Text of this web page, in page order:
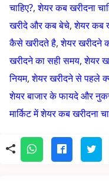
चाहिए?,शेयर कब खरीदना
खरीदे और कब बेचे,शेयर कब
कैसे खरीदते है,शेयर खरीदने
खरीदने का सही समय,शेयर
नियम,शेयर खरीदने से पहले
शेयर बाजार के फायदे और
मार्किट में शेयर कब खरीदना